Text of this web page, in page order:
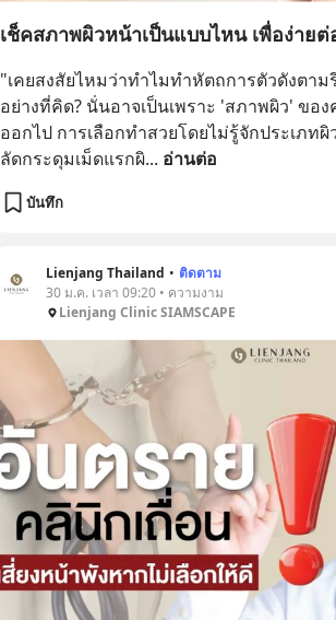
เช็คสภาพผิวหน้าเป็นแบบไหน เพื่อง่าย
"เคยสงสัยไหมว่าทำไมทำหัตถการตัวดังตา
อย่างที่คิด? นั่นอาจเป็นเพราะ 'สภาพผิว' ข
ออกไป การเลือกทำสวยโดยไม่รู้จักประเภทผิ
ลัดกระดุมเม็ดแรกผิ... อ่านต่อ
บันทึก
Lienjang Thailand • ติดตาม
30 ม.ค. เวลา 09:20 • ความงาม
Lienjang Clinic SIAMSCAPE